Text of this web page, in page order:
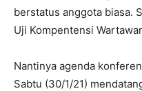
berstatus anggota biasa.
Uji Kompentensi
Nantinya agenda
Sabtu (30/1/21)